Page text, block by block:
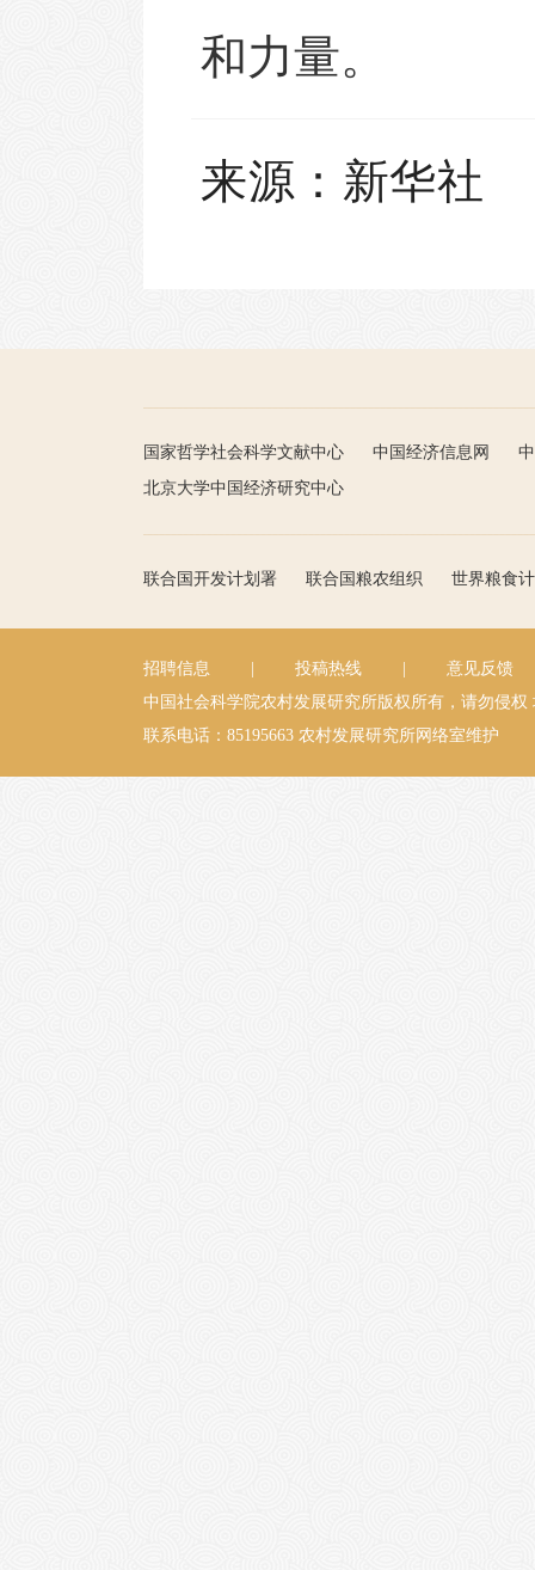
和力量。
来源 ： 新华社
国家哲学社会科学文献中心 中国经济信息网
北京大学中国经济研究中心
联合国开发计划署 联合国粮农组织 世界粮食
招聘信息 投稿热线
意见反馈
中国社会科学院农村发展研究所版权所有，请勿侵权
联系电话：85195663 农村发展研究所网络室维护